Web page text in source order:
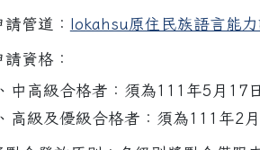
管道： lokahsu原住民族語言能
資格：
中高級合格者：須為111年5月17
高級及優級合格者：須為111年2